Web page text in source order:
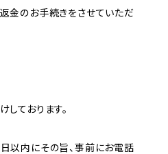
金のお手続きをさせていただ
しております。
以内にその旨、事前にお電話